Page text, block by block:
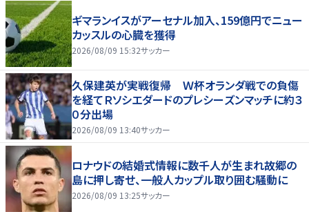
ギマランイスがアーセナル加入、159億円でニュー
カッスルの心臓を獲得
2026/08/09 15:32サッカー
久保建英が実戦復帰 Ｗ杯オランダ戦での負傷
を経てＲソシエダードのプレシーズンマッチに約３
０分出場
2026/08/09 13:40サッカー
ロナウドの結婚式情報に数千人が生まれ故郷の
島に押し寄せ、一般人カップル取り囲む騒動に
2026/08/09 13:25サッカー